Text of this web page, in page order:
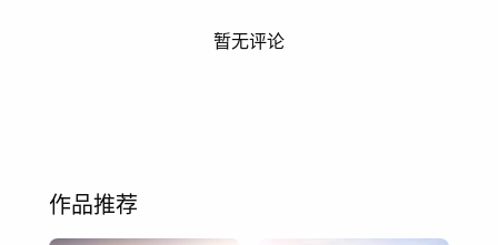
暂无评论
作品推荐